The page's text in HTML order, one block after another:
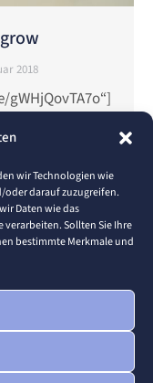
wir Technologien wie
oder darauf zuzugreifen.
Daten wie das
verarbeiten. Sollten Sie Ihre
bestimmte Merkmale und
2018
Du hast eine
an
… start2grow
die Chance
den
…